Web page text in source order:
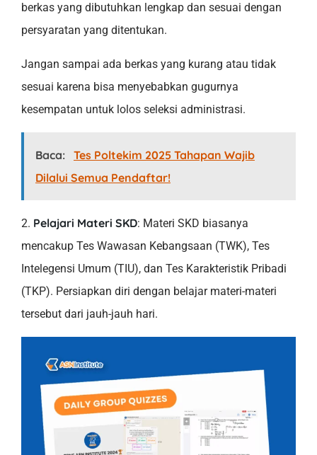
berkas yang dibutuhkan lengkap dan sesuai dengan
persyaratan yang ditentukan.
Jangan sampai ada berkas yang kurang atau tidak
sesuai karena bisa menyebabkan gugurnya
kesempatan untuk lolos seleksi administrasi.
Baca: Tes Poltekim 2025 Tahapan Wajib
Dilalui Semua Pendaftar!
2. Pelajari Materi SKD: Materi SKD biasanya
mencakup Tes Wawasan Kebangsaan (TWK), Tes
Intelegensi Umum (TIU), dan Tes Karakteristik Pribadi
(TKP). Persiapkan diri dengan belajar materi-materi
tersebut dari jauh-jauh hari.